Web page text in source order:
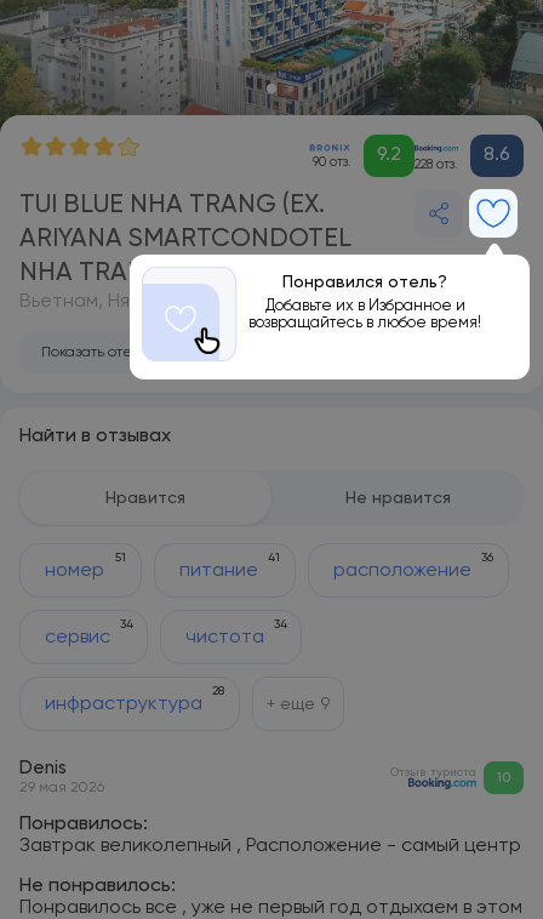
90 отз. 9.2 228 отз. 8.6
TUI BLUE NHA TRANG (EX.
ARIYANA SMARTCONDOTEL
NHA TRANG) 4*
Понравился отель?
Добавьте их в Избранное и
возвращайтесь в любое время!
Вьетнам, Нячанг
Показать отель на карте
Найти в отзывах
Нравится Не нравится
номер
51
питание
41
расположение
36
сервис
34
чистота
34
инфраструктура
28
+ еще 9
Denis
29 мая 2026
Отзыв туриста 10
Понравилось:
Завтрак великолепный , Расположение - самый центр
Не понравилось:
Понравилось все , уже не первый год отдыхаем в этом